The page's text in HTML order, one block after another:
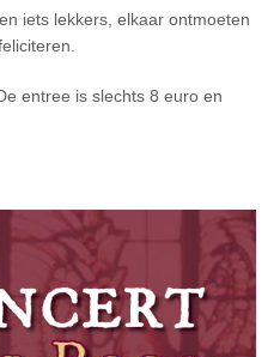
iets lekkers, elkaar ontmoeten
entree is slechts 8 euro en